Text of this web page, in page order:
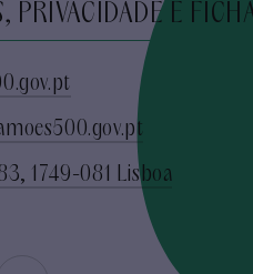
PRIVACIDADE E
1749-081 Lisboa